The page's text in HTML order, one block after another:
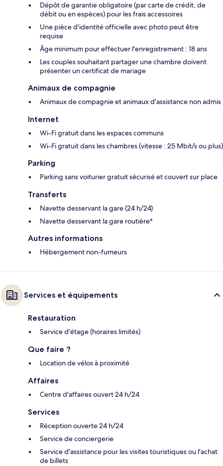
Dépôt de garantie obligatoire (par carte de crédit, de
débit ou en espèces) pour les frais accessoires
Une pièce d'identité officielle avec photo peut être
requise
Âge minimum pour effectuer l'enregistrement : 18 ans
Les couples souhaitant partager une chambre doivent
présenter un certificat de mariage
Animaux de compagnie
Animaux de compagnie et animaux d'assistance non admis
Internet
Wi-Fi gratuit dans les espaces communs
Wi-Fi gratuit dans les chambres (vitesse : 25 Mbit/s ou plus)
Parking
Parking sans voiturier gratuit sécurisé et couvert sur place
Transferts
Navette desservant la gare (24 h/24)
Navette desservant la gare routière*
Autres informations
Hébergement non-fumeurs
Services et équipements
Restauration
Service d'étage (horaires limités)
Que faire ?
Location de vélos à proximité
Affaires
Centre d'affaires ouvert 24 h/24
Services
Réception ouverte 24 h/24
Service de conciergerie
Service d'assistance pour les visites touristiques ou l'achat
de billets